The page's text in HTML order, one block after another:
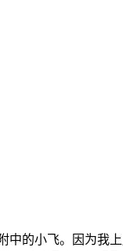
中的小飞。因为